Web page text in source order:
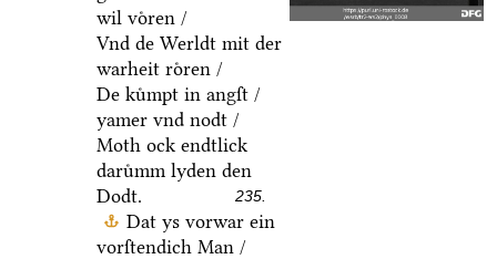
wil voͤren /
Vnd de Werldt mit der
warheit roͤren /
De kuͤmpt in angſt /
yamer vnd nodt /
Moth ock endtlick
daruͤmm lyden den
Dodt.
235.
Dat ys vorwar ein
vorſtendich Man /